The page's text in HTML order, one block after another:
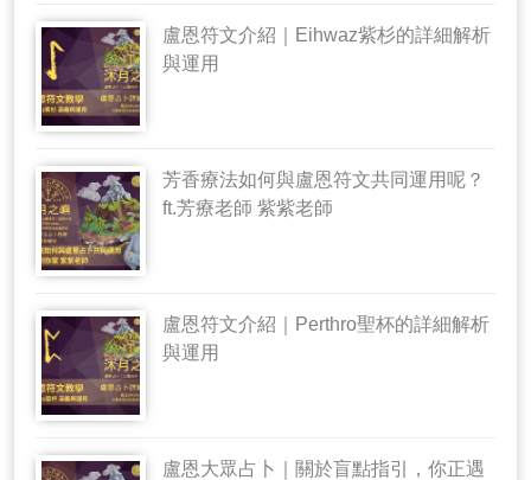
盧恩符文介紹｜Eihwaz紫杉的詳細解析
與運用
芳香療法如何與盧恩符文共同運用呢？
ft.芳療老師 紫紫老師
盧恩符文介紹｜Perthro聖杯的詳細解析
與運用
盧恩大眾占卜｜關於盲點指引，你正遇